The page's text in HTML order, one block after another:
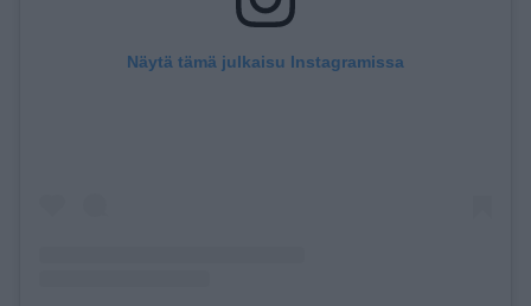
Näytä tämä julkaisu Instagramissa